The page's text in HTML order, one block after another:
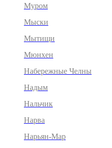
Муром
Мыски
Мытищи
Мюнхен
Набережные Челны
Надым
Нальчик
Нарва
Нарьян-Мар